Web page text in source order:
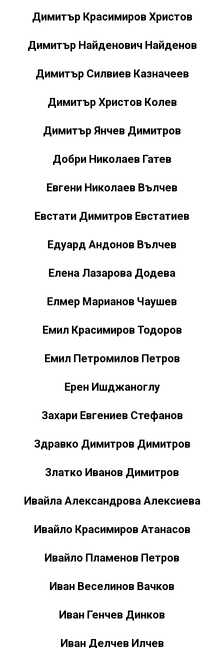
Димитър Красимиров Христов
Димитър Найденович Найденов
Димитър Силвиев Казначеев
Димитър Христов Колев
Димитър Янчев Димитров
Добри Николаев Гатев
Евгени Николаев Вълчев
Евстати Димитров Евстатиев
Едуард Андонов Вълчев
Елена Лазарова Додева
Елмер Марианов Чаушев
Емил Красимиров Тодоров
Емил Петромилов Петров
Ерен Ишджаноглу
Захари Евгениев Стефанов
Здравко Димитров Димитров
Златко Иванов Димитров
Ивайла Александрова Алексиева
Ивайло Красимиров Атанасов
Ивайло Пламенов Петров
Иван Веселинов Вачков
Иван Генчев Динков
Иван Делчев Илчев